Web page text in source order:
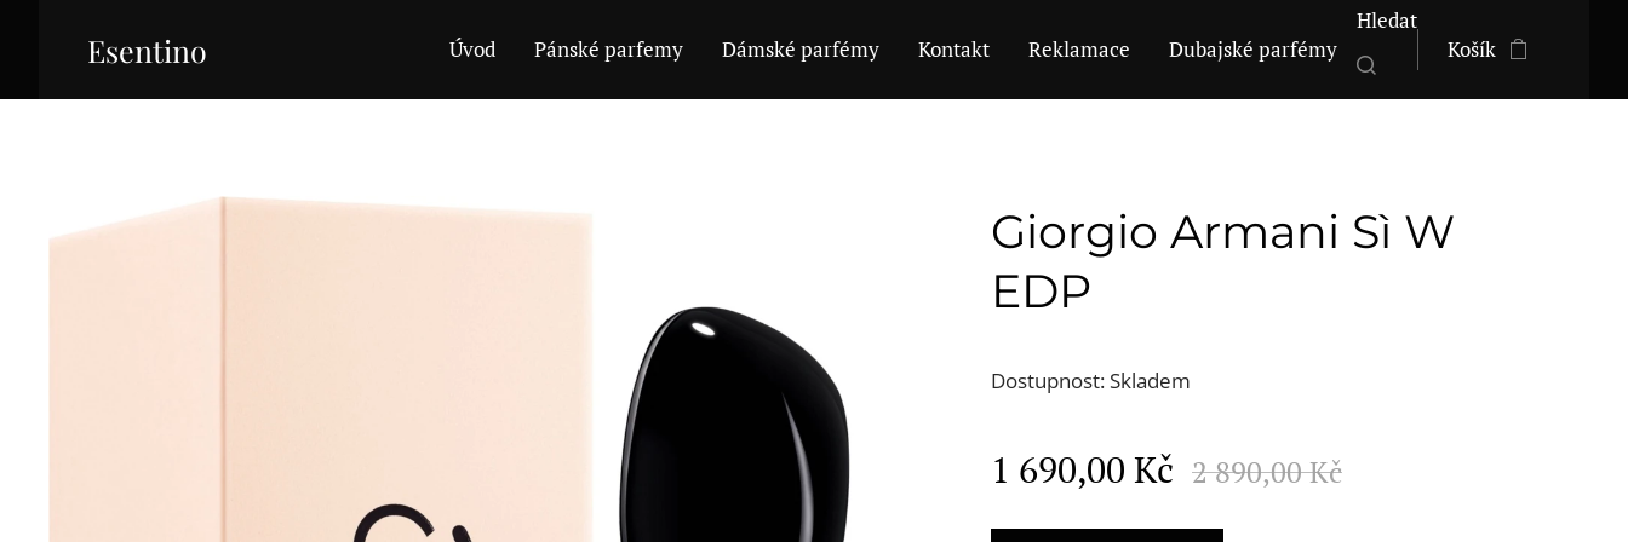
Esentino Úvod Pánské parfemy Dámské parfémy Kontakt Reklamace Dubajské parfémy
Hledat
Košík
Giorgio Armani Sì W
EDP
Dostupnost: Skladem
1 690,00 Kč 2 890,00Kč